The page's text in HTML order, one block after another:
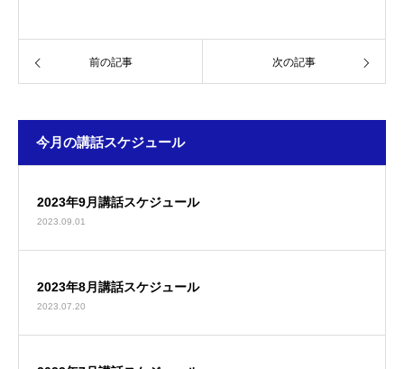
前の記事 次の記事
今月の講話スケジュール
2023年9月講話スケジュール
2023.09.01
2023年8月講話スケジュール
2023.07.20